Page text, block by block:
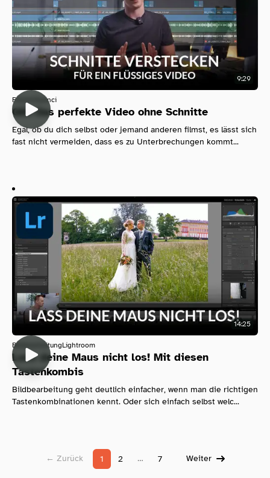
9:29
Filmen Davinci
QM: Das perfekte Video ohne Schnitte
Egal, ob du dich selbst oder jemand anderen filmst, es lässt sich
fast nicht vermeiden, dass es zu Unterbrechungen kommt...
14:25
BildbearbeitungLightroom
Lass deine Maus nicht los! Mit diesen
Tastenkombis
Bildbearbeitung geht deutlich einfacher, wenn man die richtigen
Tastenkombinationen kennt. Oder sich einfach selbst welc...
← Zurück 1 2 … 7 Weiter